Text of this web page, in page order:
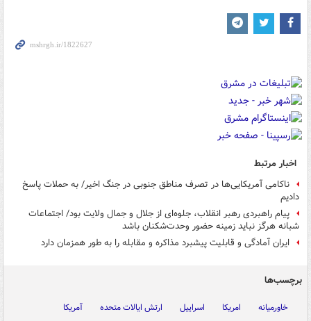
اخبار مرتبط
ناکامی آمریکایی‌ها در تصرف مناطق جنوبی در جنگ اخیر/ به حملات پاسخ
دادیم
پیام راهبردی رهبر انقلاب، جلوه‌ای از جلال و جمال ولایت بود/ اجتماعات
شبانه هرگز نباید زمینه حضور وحدت‌شکنان باشد
ایران آمادگی و قابلیت پیشبرد مذاکره و مقابله را به طور همزمان دارد
برچسب‌ها
خاورمیانه امریکا اسراییل ارتش ایالات متحده
آمریکا